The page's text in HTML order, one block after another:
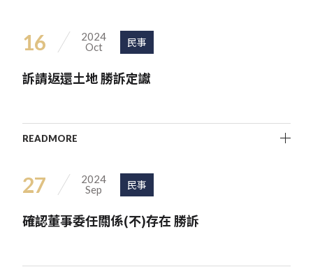
16
2024
Oct
民事
訴請返還土地 勝訴定讞
READMORE
27
2024
Sep
民事
確認董事委任關係(不)存在 勝訴